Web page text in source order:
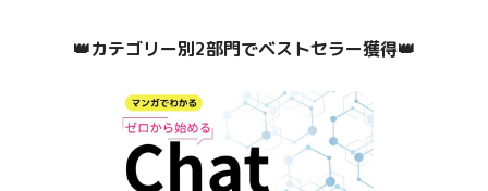
👑カテゴリー別2部門でベストセラー獲得👑